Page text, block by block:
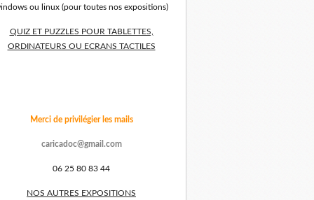
ou linux (pour toutes nos expositions)
QUIZ ET PUZZLES POUR TABLETTES,
ORDINATEURS OU ECRANS TACTILES
Merci de privilégier les mails
caricadoc@gmail.com
06 25 80 83 44
NOS AUTRES EXPOSITIONS